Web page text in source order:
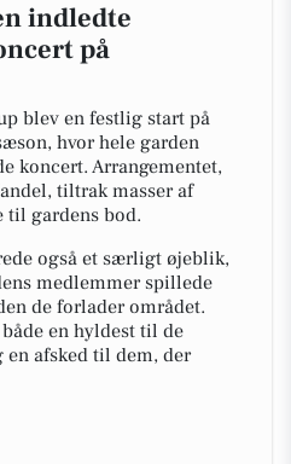
indledte
på
blev en festlig start på
hvor hele garden
koncert. Arrangementet,
tiltrak masser af
til gardens bod.
også et særligt øjeblik,
medlemmer spillede
de forlader området.
en hyldest til de
afsked til dem, der